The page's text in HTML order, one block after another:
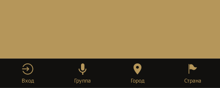
Вход Группа Город Страна